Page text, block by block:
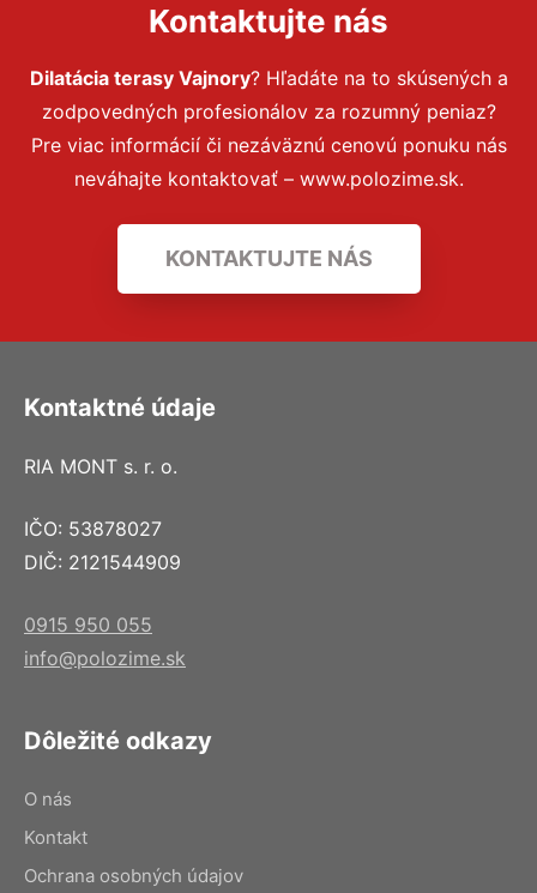
Kontaktujte nás
Dilatácia terasy Vajnory? Hľadáte na to skúsených a
zodpovedných profesionálov za rozumný peniaz?
Pre viac informácií či nezáväznú cenovú ponuku nás
neváhajte kontaktovať – www.polozime.sk.
KONTAKTUJTE NÁS
Kontaktné údaje
RIA MONT s. r. o.
IČO: 53878027
DIČ: 2121544909
0915 950 055
info@polozime.sk
Dôležité odkazy
O nás
Kontakt
Ochrana osobných údajov